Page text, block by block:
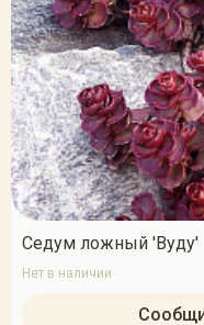
Седум ложный 'Вуду'
Нет в наличии